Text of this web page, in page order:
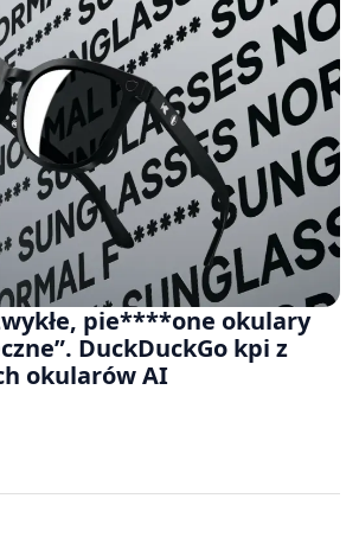
pie****one okulary
DuckDuckGo kpi z
okularów AI